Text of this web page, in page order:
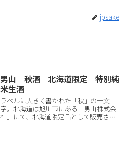
jpsake
男山 秋酒 北海道限定 特別純
米生酒
ラベルに大きく書かれた「秋」の一文
字。北海道は旭川市にある「男山株式会
社」にて、北海道限定品として販売され